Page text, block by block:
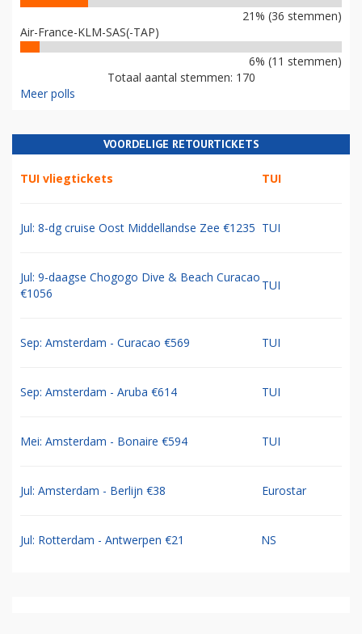
21% (36 stemmen)
Air-France-KLM-SAS(-TAP)
6% (11 stemmen)
Totaal aantal stemmen: 170
Meer polls
VOORDELIGE RETOURTICKETS
TUI vliegtickets TUI
Jul: 8-dg cruise Oost Middellandse Zee €1235 TUI
Jul: 9-daagse Chogogo Dive & Beach Curacao
€1056
TUI
Sep: Amsterdam - Curacao €569 TUI
Sep: Amsterdam - Aruba €614 TUI
Mei: Amsterdam - Bonaire €594 TUI
Jul: Amsterdam - Berlijn €38 Eurostar
Jul: Rotterdam - Antwerpen €21 NS